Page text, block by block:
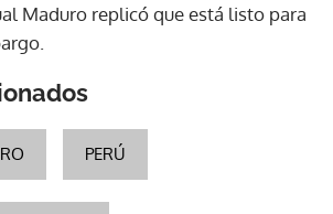
Maduro replicó que está listo para
PERÚ